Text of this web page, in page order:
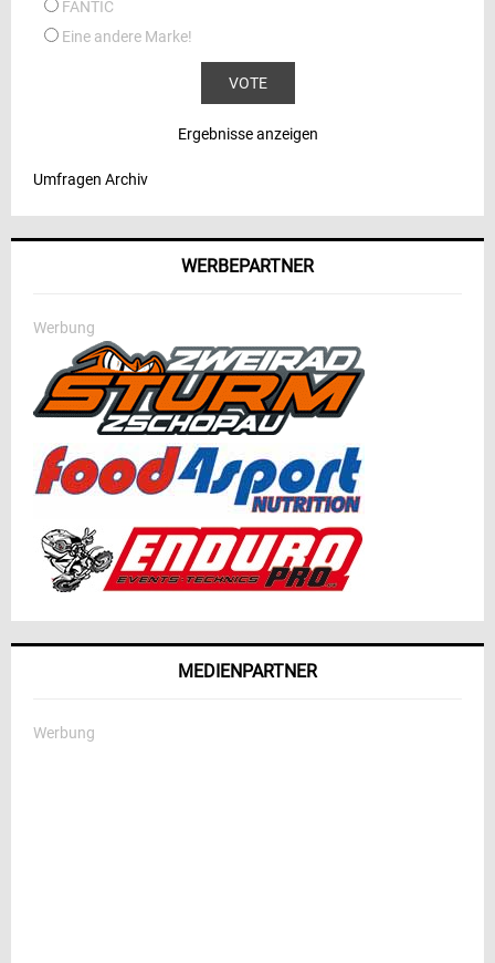
FANTIC
Eine andere Marke!
Ergebnisse anzeigen
Umfragen Archiv
WERBEPARTNER
Werbung
MEDIENPARTNER
Werbung